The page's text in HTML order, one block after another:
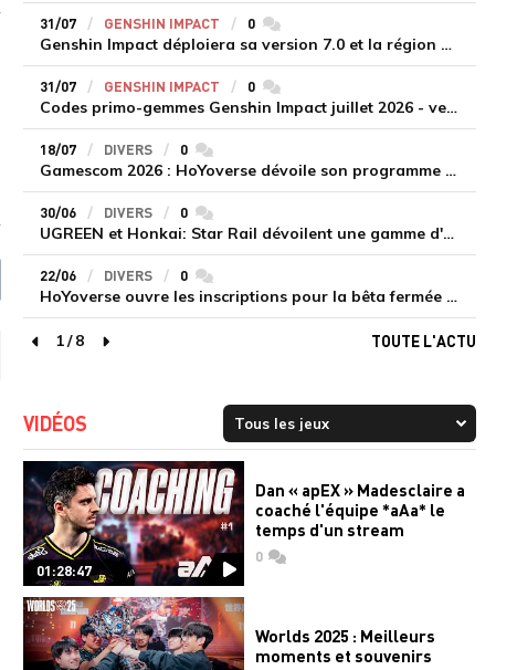
31/07 GENSHIN IMPACT 0commentaires
Genshin Impact déploiera sa version 7.0 et la région de Snezhnaya le 12 août
31/07 GENSHIN IMPACT 0commentaires
Codes primo-gemmes Genshin Impact juillet 2026 - version 7.0
18/07 DIVERS 0commentaires
Gamescom 2026 : HoYoverse dévoile son programme et présente deux nouveaux jeux inédits
30/06 DIVERS 0commentaires
UGREEN et Honkai: Star Rail dévoilent une gamme d'accessoires de recharge en édition limitée
22/06 DIVERS 0commentaires
HoYoverse ouvre les inscriptions pour la bêta fermée de Honkai : Nexus Anima
page précédente
1/8
page suivante
TOUTE L'ACTU
VIDÉOS
01:28:47
Dan « apEX » Madesclaire a
coaché l'équipe *aAa* le
temps d'un stream
0commentaires
Worlds 2025 : Meilleurs
moments et souvenirs